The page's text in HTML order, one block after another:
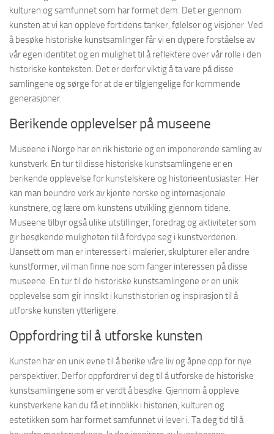
kulturen og samfunnet som har formet dem. Det er gjennom
kunsten at vi kan oppleve fortidens tanker, følelser og visjoner. Ved
å besøke historiske kunstsamlinger får vi en dypere forståelse av
vår egen identitet og en mulighet til å reflektere over vår rolle i den
historiske konteksten. Det er derfor viktig å ta vare på disse
samlingene og sørge for at de er tilgjengelige for kommende
generasjoner.
Berikende opplevelser på museene
Museene i Norge har en rik historie og en imponerende samling av
kunstverk. En tur til disse historiske kunstsamlingene er en
berikende opplevelse for kunstelskere og historieentusiaster. Her
kan man beundre verk av kjente norske og internasjonale
kunstnere, og lære om kunstens utvikling gjennom tidene.
Museene tilbyr også ulike utstillinger, foredrag og aktiviteter som
gir besøkende muligheten til å fordype seg i kunstverdenen.
Uansett om man er interessert i malerier, skulpturer eller andre
kunstformer, vil man finne noe som fanger interessen på disse
museene. En tur til de historiske kunstsamlingene er en unik
opplevelse som gir innsikt i kunsthistorien og inspirasjon til å
utforske kunsten ytterligere.
Oppfordring til å utforske kunsten
Kunsten har en unik evne til å berike våre liv og åpne opp for nye
perspektiver. Derfor oppfordrer vi deg til å utforske de historiske
kunstsamlingene som er verdt å besøke. Gjennom å oppleve
kunstverkene kan du få et innblikk i historien, kulturen og
estetikken som har formet samfunnet vi lever i. Ta deg tid til å